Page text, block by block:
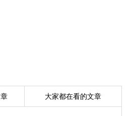
大家都在看的文章